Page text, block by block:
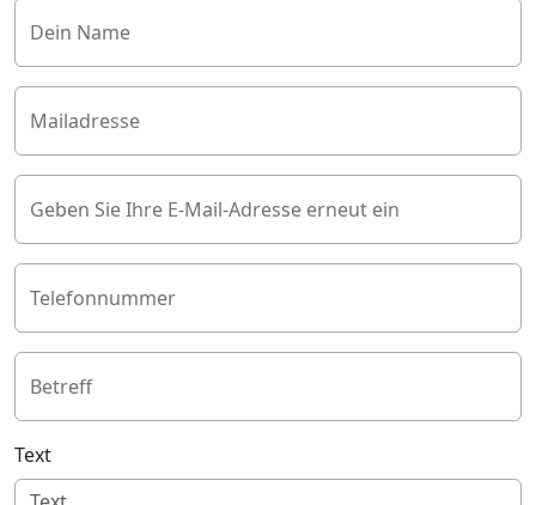
Dein Name
Mailadresse
Geben Sie Ihre E-Mail-Adresse erneut ein
Telefonnummer
Betreff
Text